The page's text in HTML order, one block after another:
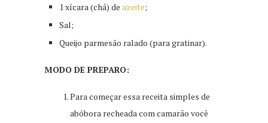
1 xícara (chá) de azeite;
Sal;
Queijo parmesão ralado (para gratinar).
MODO DE PREPARO:
Para começar essa receita simples de
abóbora recheada com camarão você